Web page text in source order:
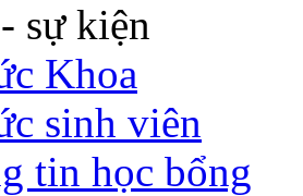
sự kiện
Khoa
sinh viên
tin học bổng